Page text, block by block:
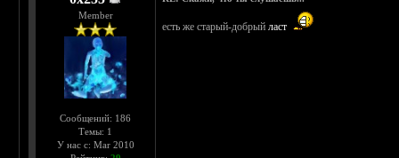
Member
Сообщений: 186
Темы: 1
У нас с: Mar 2010
есть же старый-добрыйласт